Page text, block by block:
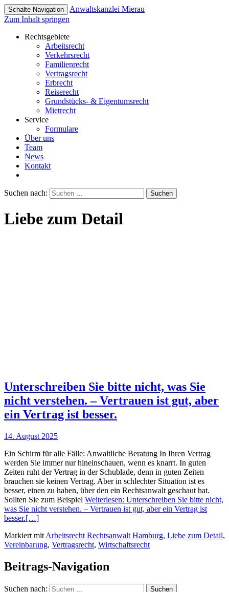
Schalte Navigation Anwaltskanzlei Mierau
Zum Inhalt springen
Rechtsgebiete
Arbeitsrecht
Verkehrsrecht
Familienrecht
Vertragsrecht
Erbrecht
Reiserecht
Grundstücks- & Eigentumsrecht
Mietrecht
Service
Formulare
Über uns
Team
News
Kontakt
Suchen nach:
Liebe zum Detail
Unterschreiben Sie bitte nicht, was Sie
nicht verstehen. – Vertrauen ist gut, aber
ein Vertrag ist besser.
14. August 2025
Ein Schirm für alle Fälle: Anwaltliche Beratung In Ihren Vertrag
werden Sie immer nur hineinschauen, wenn es knarrt. In guten
Zeiten ruht der Vertrag in der Schublade, denn in guten Zeiten
brauchen sie keinen Vertrag. Aber in schlechter Situation ist es
besser, einen zu haben, über den ein Rechtsanwalt geschaut hat.
Sollten Sie zum Beispiel Weiterlesen: Unterschreiben Sie bitte nicht,
was Sie nicht verstehen. – Vertrauen ist gut, aber ein Vertrag ist
besser.[…]
Markiert mit Arbeitsrecht Rechtsanwalt Hamburg, Liebe zum Detail,
Vereinbarung, Vertragsrecht, Wirtschaftsrecht
Beitrags-Navigation
Suchen nach: